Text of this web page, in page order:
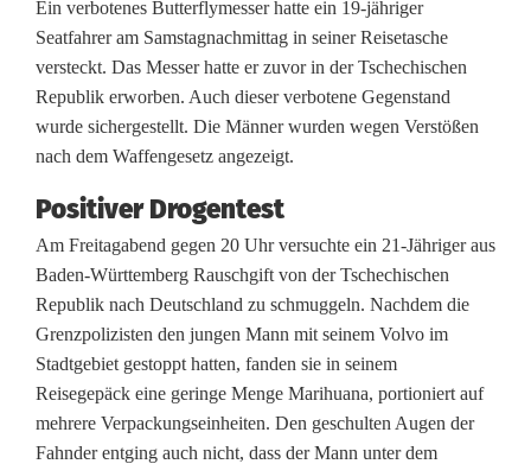
s
t
e
n
h
a
b
e
n
a
Ein verbotenes Butterflymesser hatte ein 19-jähriger
Seatfahrer am Samstagnachmittag in seiner Reisetasche
versteckt. Das Messer hatte er zuvor in der Tschechischen
Republik erworben. Auch dieser verbotene Gegenstand
wurde sichergestellt. Die Männer wurden wegen Verstößen
nach dem Waffengesetz angezeigt.
Positiver Drogentest
Am Freitagabend gegen 20 Uhr versuchte ein 21-Jähriger aus
Baden-Württemberg Rauschgift von der Tschechischen
Republik nach Deutschland zu schmuggeln. Nachdem die
Grenzpolizisten den jungen Mann mit seinem Volvo im
Stadtgebiet gestoppt hatten, fanden sie in seinem
Reisegepäck eine geringe Menge Marihuana, portioniert auf
mehrere Verpackungseinheiten. Den geschulten Augen der
Fahnder entging auch nicht, dass der Mann unter dem